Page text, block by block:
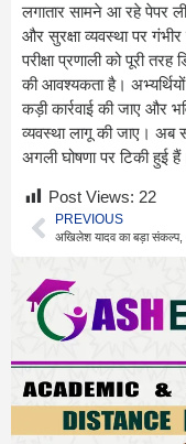
लगातार सामने आ रहे पेपर
और सुरक्षा व्यवस्था पर
परीक्षा प्रणाली को पूरी
की आवश्यकता है।
कड़ी कार्रवाई की जाए और
व्यवस्था लागू की जाए। अब
अगली घोषणा पर टिकी हुई
Post Views: 22
PREVIOUS